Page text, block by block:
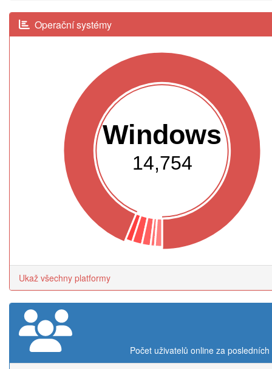
Operační systémy
Windows
14,754
Ukaž všechny platformy
Počet uživatelů online za